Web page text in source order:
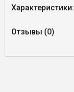
Характеристики:
Отзывы (0)